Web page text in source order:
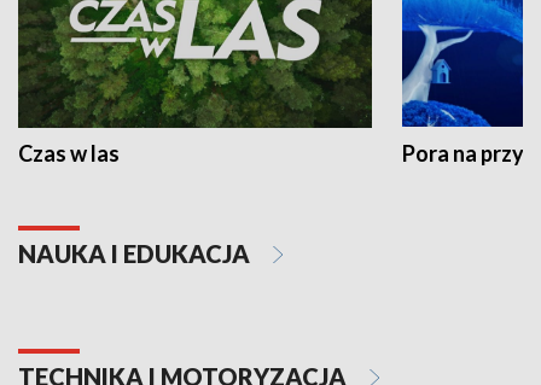
Czas w las Pora na
NAUKA I EDUKACJA
TECHNIKA I MOTORYZACJA